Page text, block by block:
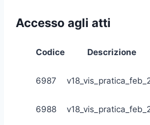
Accesso agli atti
Codice Descrizione
6987
6988